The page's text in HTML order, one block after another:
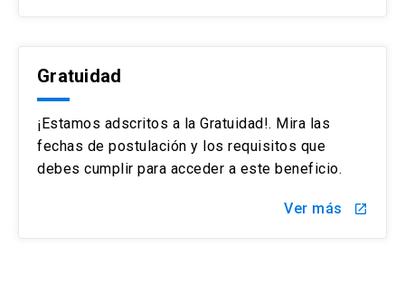
Gratuidad
¡Estamos adscritos a la Gratuidad!. Mira las
fechas de postulación y los requisitos que
debes cumplir para acceder a este beneficio.
Ver más launch